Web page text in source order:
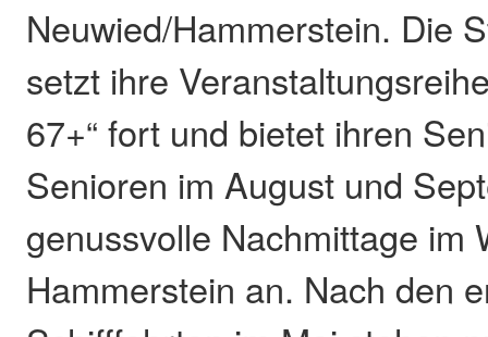
Neuwied/Hammerstein. Die
setzt ihre
67+“ fort und bietet ihren
Senioren im August und
genussvolle Nachmittage im
Hammerstein an. Nach den